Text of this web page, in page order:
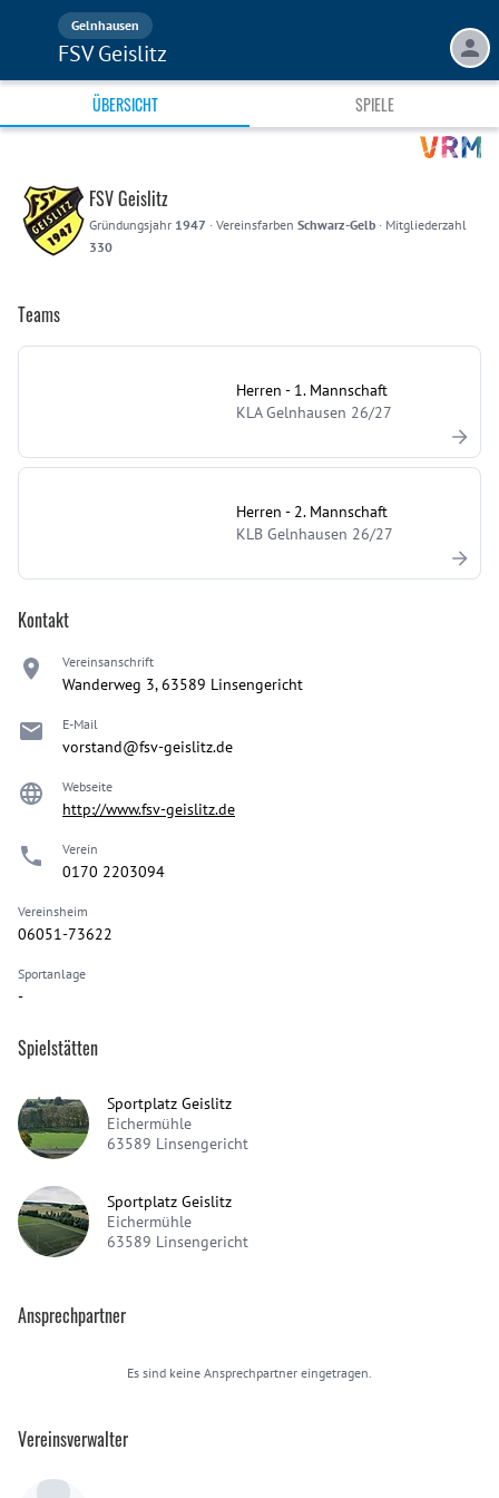
Gelnhausen
FSV Geislitz
ÜBERSICHT SPIELE
FSV Geislitz
Gründungsjahr 1947 · Vereinsfarben Schwarz-Gelb · Mitgliederzahl
330
Teams
Herren - 1. Mannschaft
KLA Gelnhausen 26/27
Herren - 2. Mannschaft
KLB Gelnhausen 26/27
Kontakt
Vereinsanschrift
Wanderweg 3, 63589 Linsengericht
E-Mail
vorstand@fsv-geislitz.de
Webseite
http://www.fsv-geislitz.de
Verein
0170 2203094
Vereinsheim
06051-73622
Sportanlage
-
Spielstätten
Sportplatz Geislitz
Eichermühle
63589 Linsengericht
Sportplatz Geislitz
Eichermühle
63589 Linsengericht
Ansprechpartner
Es sind keine Ansprechpartner eingetragen.
Vereinsverwalter